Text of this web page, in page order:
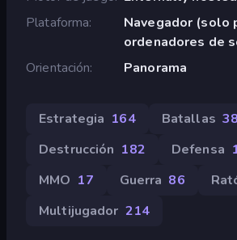
Plataforma
Navegador (solo
ordenadores de
Orientación
Panorama
Estrategia 164 Batallas
Destrucción 182 Defensa
MMO 17 Guerra 86
Multijugador 214